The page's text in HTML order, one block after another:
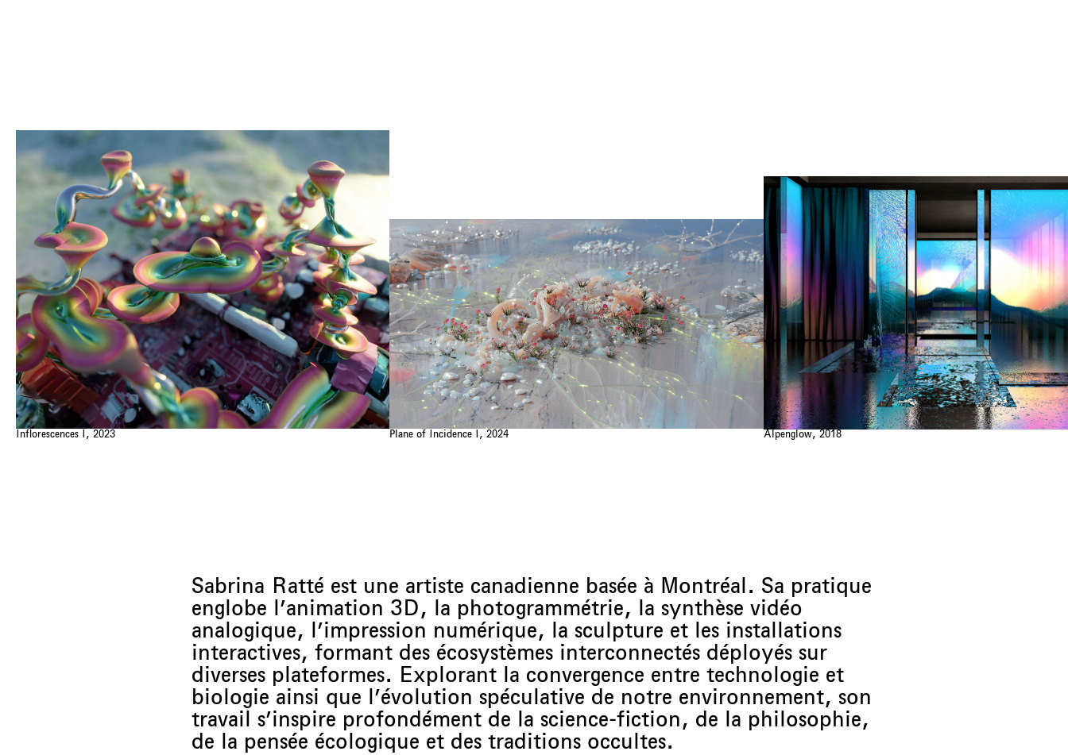
Inflorescences I, 2023 Plane of Incidence I, 2024 Alpenglow, 2018
Sabrina Ratté est une artiste canadienne basée à Montréal. Sa pratique
englobe l’animation 3D, la photogrammétrie, la synthèse vidéo
analogique, l’impression numérique, la sculpture et les installations
interactives, formant des écosystèmes interconnectés déployés sur
diverses plateformes. Explorant la convergence entre technologie et
biologie ainsi que l’évolution spéculative de notre environnement, son
travail s’inspire profondément de la science-fiction, de la philosophie,
de la pensée écologique et des traditions occultes.